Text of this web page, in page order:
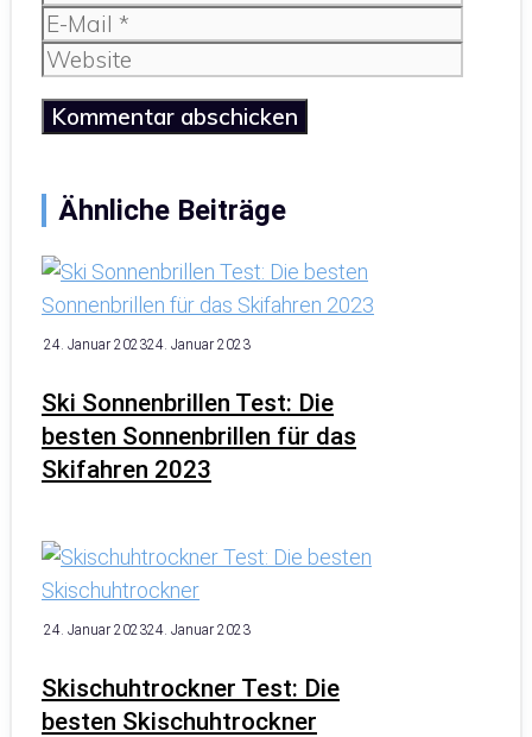
E-
Mail
Website
Ähnliche Beiträge
Ski Sonnenbrillen Test: Die
besten Sonnenbrillen für das
Skifahren 2023
24. Januar 202324. Januar 2023
Skischuhtrockner Test: Die
besten Skischuhtrockner
24. Januar 202324. Januar 2023